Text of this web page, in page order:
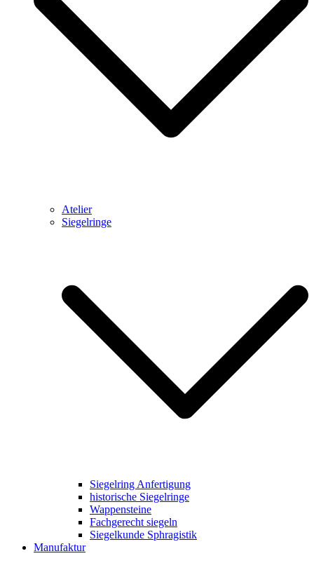
Atelier
Siegelringe
Siegelring Anfertigung
historische Siegelringe
Wappensteine
Fachgerecht siegeln
Siegelkunde Sphragistik
Manufaktur